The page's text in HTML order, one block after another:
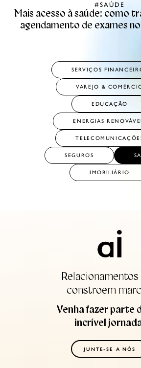
#SAÚDE
Mais acesso à saúde: como
agendamento de exames
SERVIÇOS
VAREJO &
EDUCAÇÃO
ENERGIAS
SEGUROS
IMOBILIÁRIO
Relacionamentos
constroem
Venha fazer parte
incrível
JUNTE-SE A NÓS